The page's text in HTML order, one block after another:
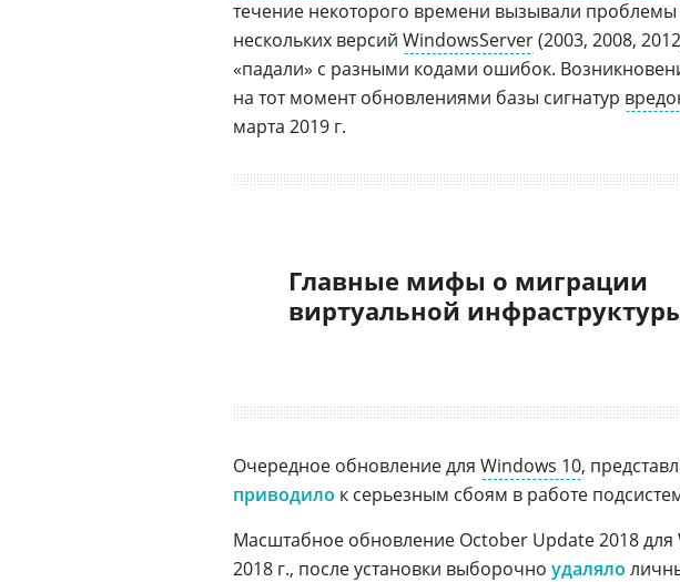
течение некоторого времени вызывали проблемы
нескольких версий WindowsServer(2003, 2008,
«падали» с разными кодами ошибок.
на тот момент обновлениями базы сигнатур
марта 2019 г.
Главные мифы о миграции
виртуальной
Очередное обновление для Windows 10,
приводило к серьезным сбоям в работе
Масштабное обновление October Update 2018
2018 г., после установки выборочно удаляло